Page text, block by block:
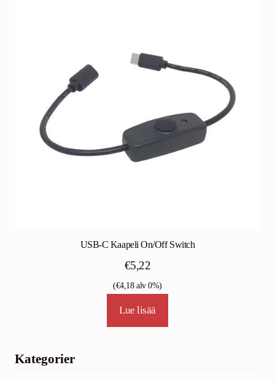
USB-C Kaapeli On/Off Switch
€5,22
(€4,18alv 0%)
Lue lisää
Kategorier